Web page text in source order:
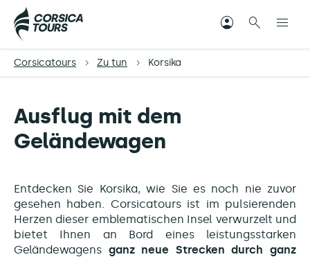
Corsicatours Zu tun Korsika
Ausflug mit dem
Geländewagen
Entdecken Sie Korsika, wie Sie es noch nie zuvor
gesehen haben. Corsicatours ist im pulsierenden
Herzen dieser emblematischen Insel verwurzelt und
bietet Ihnen an Bord eines leistungsstarken
Geländewagens ganz neue Strecken durch ganz